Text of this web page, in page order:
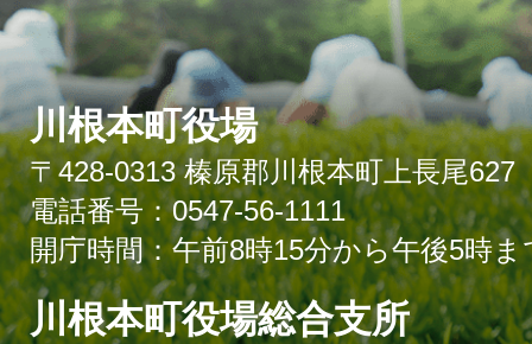
川根本町役場
〒428-0313 榛原郡川根本町上長尾627
電話番号：0547-56-1111
開庁時間：午前8時15分から午後5時ま
川根本町役場総合支所